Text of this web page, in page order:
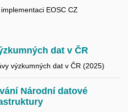
EOSC CZ
dat v ČR
výzkumných dat v ČR (2025)
Národní datové